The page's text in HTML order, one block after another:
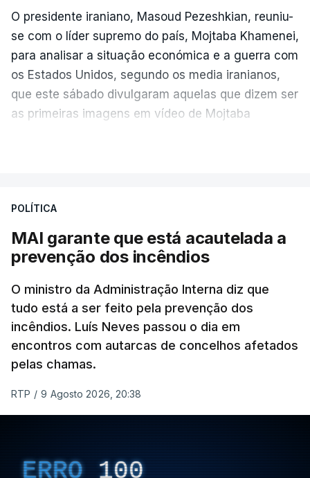
O presidente iraniano, Masoud Pezeshkian, reuniu-
se com o líder supremo do país, Mojtaba Khamenei,
para analisar a situação económica e a guerra com
os Estados Unidos, segundo os media iranianos,
que este sábado divulgaram aquelas que dizem ser
as primeiras imagens em vídeo de Mojtaba
Mehr na rede social Telegram, como aquilo que
israelita, que nos últimos tempos vem dando conta
de que o líder supremo iraniano estará em estado
crítico na sequência do bombardeamento que no
último dia de fevereiro passado matou o pai, o
ayatollah Ali Khamenei, e outros membros da
família.
As imagens mostram Mojtaba Khamenei no que
será uma aula religiosa, mas sem qualquer
indicação adicional.
POLÍTICA
MAI garante que está acautelada a
prevenção dos incêndios
O ministro da Administração Interna diz que
tudo está a ser feito pela prevenção dos
incêndios. Luís Neves passou o dia em
encontros com autarcas de concelhos afetados
pelas chamas.
RTP / 9 Agosto 2026, 20:38
ERRO 100